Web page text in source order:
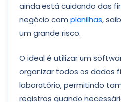
ainda está cuidando das
negócio com planilhas,
um grande risco.
O ideal é utilizar um
organizar todos os dados
laboratório, permitindo
registros quando